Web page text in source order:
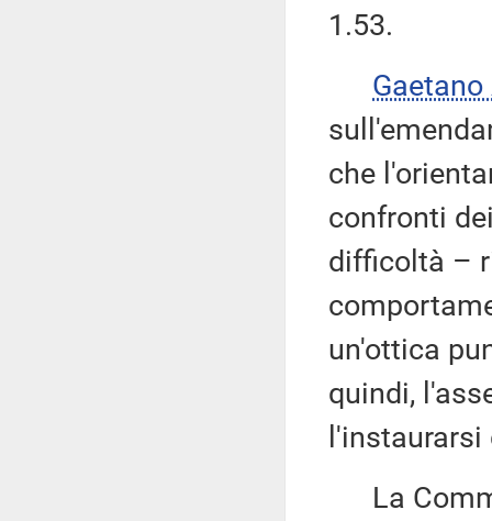
1.53.
Gaetano
che
confronti
difficoltà –
un'ottica
quindi,
La